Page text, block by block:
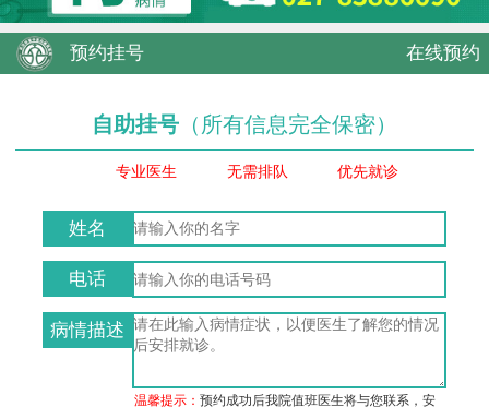
预约挂号 在线预约
自助挂号 （所有信息完全保密）
专业医生 无需排队 优先就诊
姓名
电话
病情描述
温馨提示：预约成功后我院值班医生将与您联系，安